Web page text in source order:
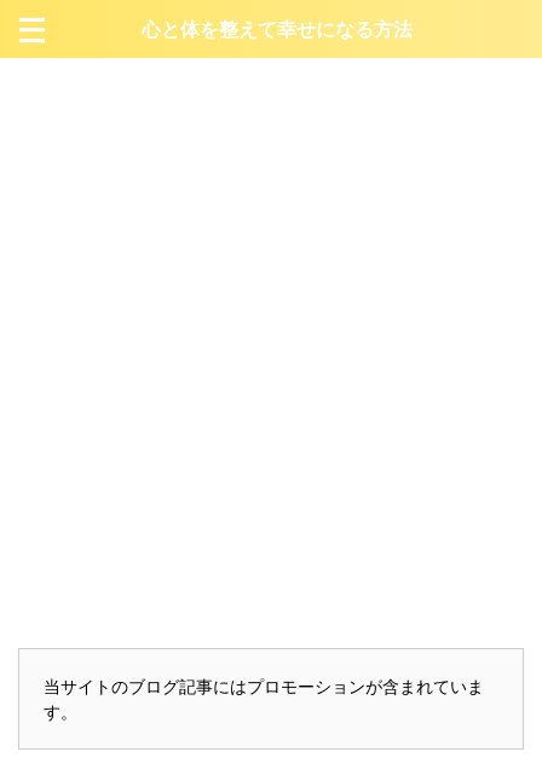
心と体を整えて幸せになる方法
当サイトのブログ記事にはプロモーションが含まれていま
す。